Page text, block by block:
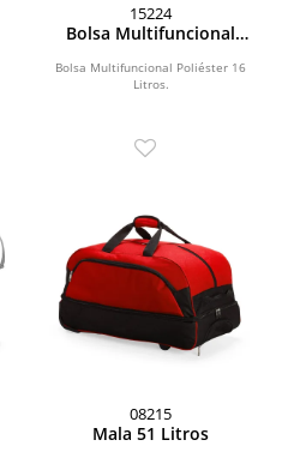
15224
Bolsa Multifuncional
Bolsa Multifuncional Poliéster 16
Litros.
08215
Mala 51 Litros